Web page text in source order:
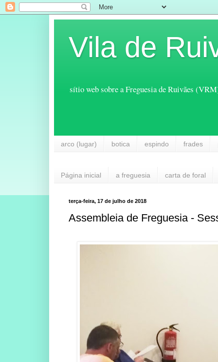
Vila de
sítio web sobre a Freguesia de Ruivães
arco (lugar) botica espindo frades
Página inicial a freguesia carta de foral
terça-feira, 17 de julho de 2018
Assembleia de Freguesia -